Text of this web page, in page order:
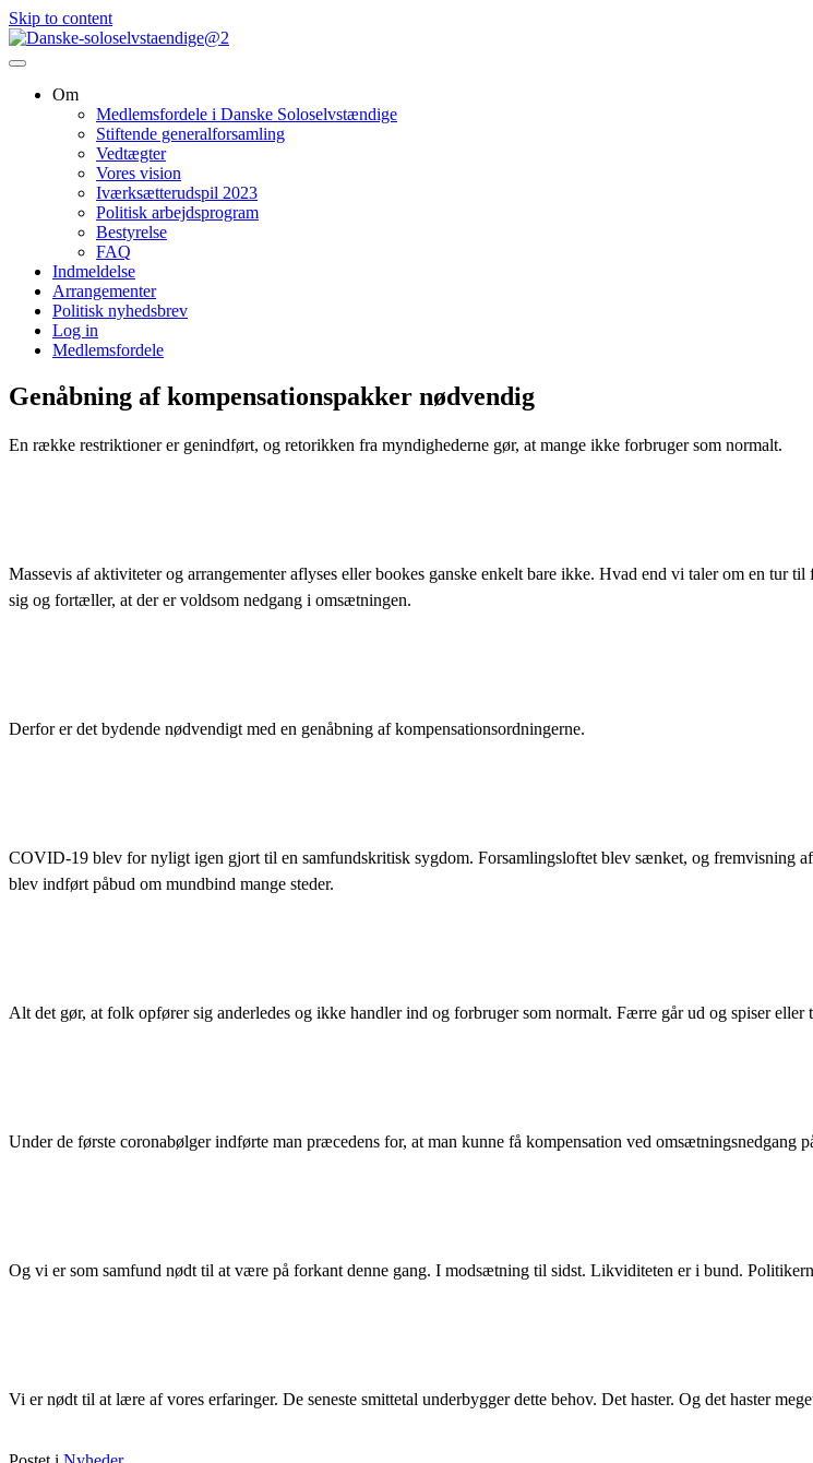
Skip to content
Om
Medlemsfordele i Danske Soloselvstændige
Stiftende generalforsamling
Vedtægter
Vores vision
Iværksætterudspil 2023
Politisk arbejdsprogram
Bestyrelse
FAQ
Indmeldelse
Arrangementer
Politisk nyhedsbrev
Log in
Medlemsfordele
Genåbning af kompensationspakker nødvendig
En række restriktioner er genindført, og retorikken fra myndighederne gør, at mange ikke forbruger som normalt.
Massevis af aktiviteter og arrangementer aflyses eller bookes ganske enkelt bare ikke. Hvad end vi taler om en tur
sig og fortæller, at der er voldsom nedgang i omsætningen.
Derfor er det bydende nødvendigt med en genåbning af kompensationsordningerne.
COVID-19 blev for nyligt igen gjort til en samfundskritisk sygdom. Forsamlingsloftet blev sænket, og fremvisning
blev indført påbud om mundbind mange steder.
Alt det gør, at folk opfører sig anderledes og ikke handler ind og forbruger som normalt. Færre går ud og spiser
Under de første coronabølger indførte man præcedens for, at man kunne få kompensation ved omsætningsnedgang
Og vi er som samfund nødt til at være på forkant denne gang. I modsætning til sidst. Likviditeten er i bund.
Vi er nødt til at lære af vores erfaringer. De seneste smittetal underbygger dette behov. Det haster. Og det haster